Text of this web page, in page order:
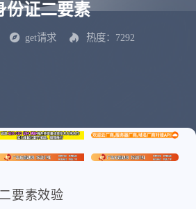
份证二要素
get请求 热度：7292
要素效验